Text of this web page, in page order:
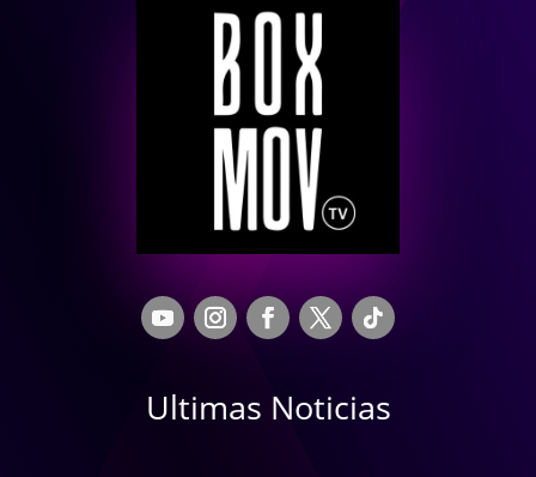
Ultimas Noticias